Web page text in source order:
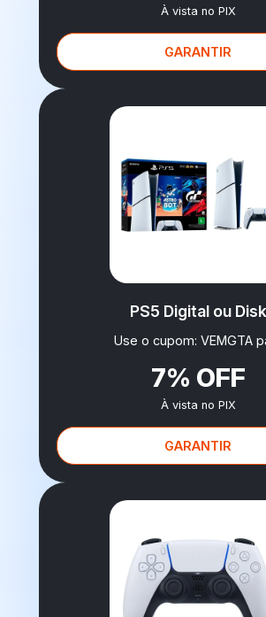
À vista no PIX
GARANTIR
PS5 Digital ou Disk
Use o cupom: VEMGTA
7% OFF
À vista no PIX
GARANTIR